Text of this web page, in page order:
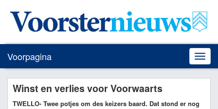
Toggle
Voorpagina
Winst en verlies voor Voorwaarts
TWELLO- Twee potjes om des keizers baard. Dat stond er nog